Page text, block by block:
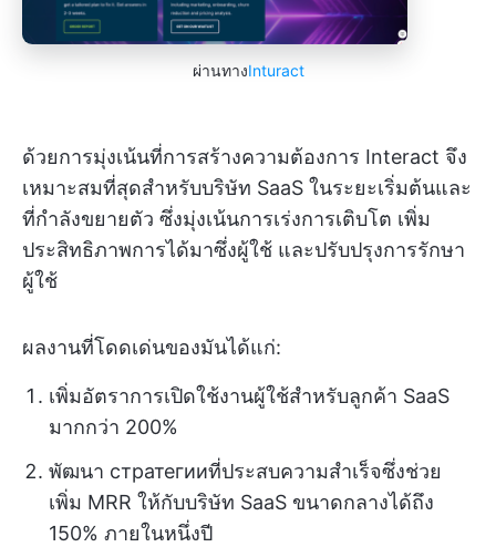
ผ่านทางInturact
ด้วยการมุ่งเน้นที่การสร้างความต้องการ Interact จึง
เหมาะสมที่สุดสำหรับบริษัท SaaS ในระยะเริ่มต้นและ
ที่กำลังขยายตัว ซึ่งมุ่งเน้นการเร่งการเติบโต เพิ่ม
ประสิทธิภาพการได้มาซึ่งผู้ใช้ และปรับปรุงการรักษา
ผู้ใช้
ผลงานที่โดดเด่นของมันได้แก่:
เพิ่มอัตราการเปิดใช้งานผู้ใช้สำหรับลูกค้า SaaS
มากกว่า 200%
พัฒนา стратегииที่ประสบความสำเร็จซึ่งช่วย
เพิ่ม MRR ให้กับบริษัท SaaS ขนาดกลางได้ถึง
150% ภายในหนึ่งปี